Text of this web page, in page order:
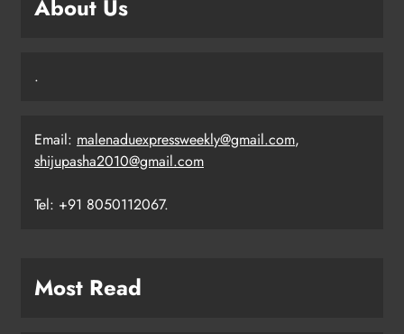
About Us
.
Email: malenaduexpressweekly@gmail.com,
shijupasha2010@gmail.com
Tel: +91 8050112067.
Most Read